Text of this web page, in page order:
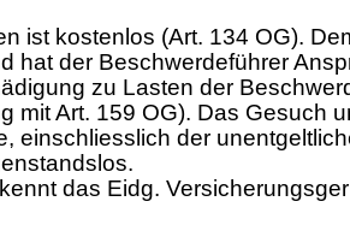
ist kostenlos (Art. 134 OG).
hat der Beschwerdeführer
zu Lasten der
mitArt. 159 OG). Das Gesuch
einschliesslich der
das Eidg.